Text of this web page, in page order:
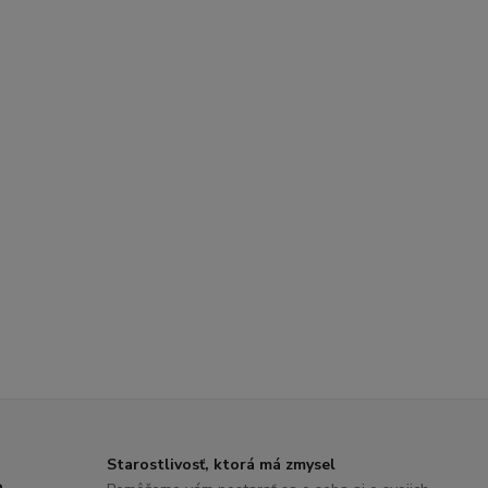
Starostlivosť, ktorá má zmysel